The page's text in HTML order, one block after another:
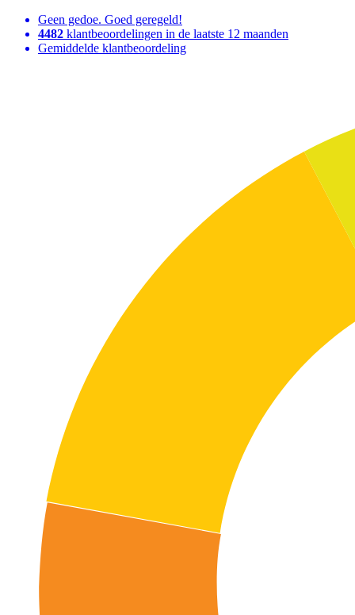
Geen gedoe. Goed geregeld!
4482 klantbeoordelingen in de laatste 12 maanden
Gemiddelde klantbeoordeling